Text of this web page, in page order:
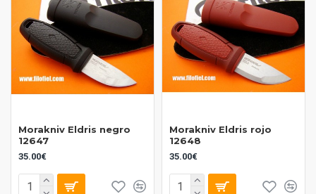
Morakniv Eldris negro
12647
35.00€
Morakniv Eldris rojo
12648
35.00€